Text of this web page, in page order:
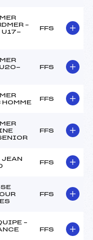
–
U17-
FFS
U20-
FFS
HOMME
FFS
FFS
JEAN
FFS
FFS
–
FFS